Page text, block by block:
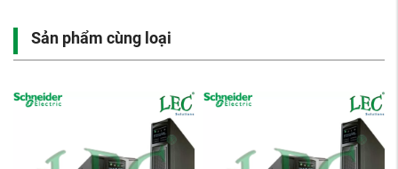
Sản phẩm cùng loại